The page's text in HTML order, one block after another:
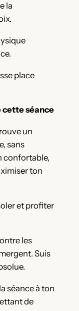
la
place
séance
un
sans
confortable,
ton
et profiter
les
Suis
séance à ton
de